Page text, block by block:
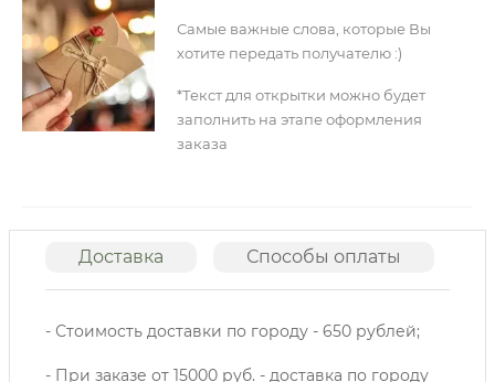
Самые важные слова, которые Вы
хотите передать получателю :)
*Текст для открытки можно будет
заполнить на этапе оформления
заказа
Доставка Способы оплаты
- Стоимость доставки по городу - 650 рублей;
- При заказе от 15000 руб. - доставка по городу